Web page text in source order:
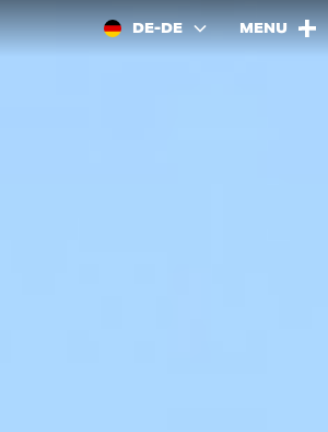
DE-DE MENU